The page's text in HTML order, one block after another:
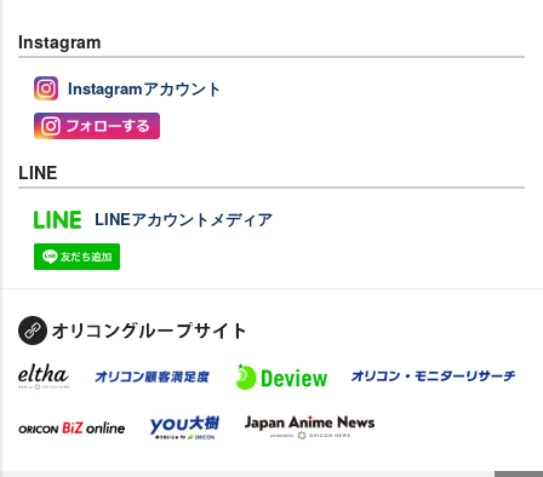
Instagram
Instagramアカウント
LINE
LINEアカウントメディア